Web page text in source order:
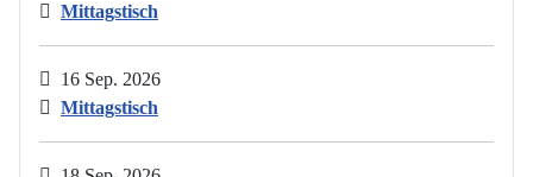
Mittagstisch
16 Sep. 2026
Mittagstisch